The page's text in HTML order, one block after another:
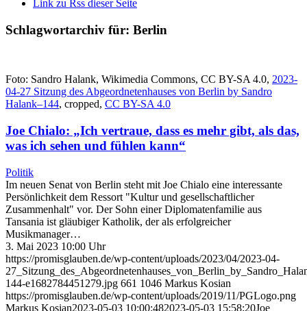
Link zu Rss dieser Seite
Schlagwortarchiv für: Berlin
Foto: Sandro Halank, Wikimedia Commons, CC BY-SA 4.0, 2023-
04-27 Sitzung des Abgeordnetenhauses von Berlin by Sandro
Halank–144, cropped, CC BY-SA 4.0
Joe Chialo: „Ich vertraue, dass es mehr gibt, als das,
was ich sehen und fühlen kann“
Politik
Im neuen Senat von Berlin steht mit Joe Chialo eine interessante
Persönlichkeit dem Ressort "Kultur und gesellschaftlicher
Zusammenhalt" vor. Der Sohn einer Diplomatenfamilie aus
Tansania ist gläubiger Katholik, der als erfolgreicher
Musikmanager…
3. Mai 2023 10:00 Uhr
https://promisglauben.de/wp-content/uploads/2023/04/2023-04-
144-e1682784451279.jpg 661 1046 Markus Kosian
https://promisglauben.de/wp-content/uploads/2019/11/PGLogo.png
Markus Kosian2023-05-03 10:00:482023-05-03 15:58:20Joe